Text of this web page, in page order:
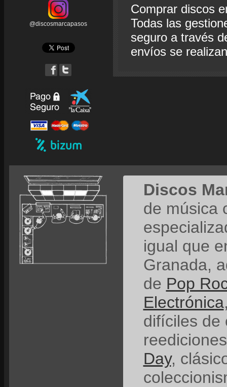
@discosmarcapasos
Comprar discos
Todas las
seguro a través
envíos se
Discos
de música
igual que
Granada,
de Pop
Electrónica
difíciles de
Day,